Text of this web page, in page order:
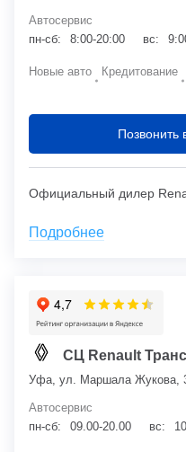
Автосервис
пн-сб:
8:00-20:00 вс:
Новые авто Кредитование
Позвонить
Официальный дилер
Подробнее
СЦ Renault
Уфа, ул. Маршала Жукова,
Автосервис
пн-сб:
09.00-20.00 вс: